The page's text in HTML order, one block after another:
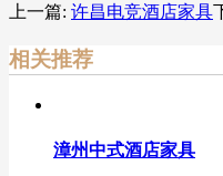
上一篇: 许昌电竞酒店家具
相关推荐
漳州中式酒店家具